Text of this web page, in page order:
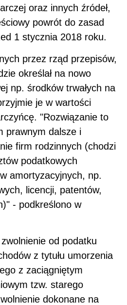
oraz innych źródeł,
powrót do zasad
1 stycznia 2018 roku.
przez rząd przepisów,
określał na nowo
np. środków trwałych na
je w wartości
"Rozwiązanie to
prawnym dalsze i
firm rodzinnych (chodzi
podatkowych
amortyzacyjnych, np.
licencji, patentów,
- podkreślono w
od podatku
z tytułu umorzenia
z zaciągniętym
tzw. starego
dokonane na